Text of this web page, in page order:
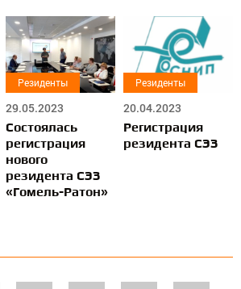
Резиденты
29.05.2023
Состоялась
регистрация
нового
резидента СЭЗ
«Гомель-Ратон»
Резиденты
20.04.2023
Регистрация
резидента СЭЗ